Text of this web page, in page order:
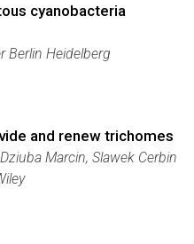
cyanobacteria
Berlin Heidelberg
and renew trichomes
Marcin, Slawek Cerbin